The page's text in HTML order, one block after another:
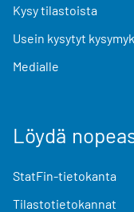
Kysy tilastoista
Usein kysytyt
Medialle
Löydä
StatFin-tietokanta
Tilastotietokannat